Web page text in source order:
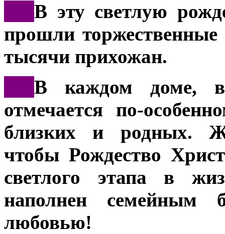
В эту светлую
прошли торжественные
тысячи прихожан.
В каждом доме, в
отмечается по-
близких и родных.
чтобы Рождество
светлого этапа в
наполнен семейным
любовью!